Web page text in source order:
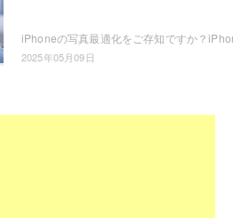
2025年05月09日